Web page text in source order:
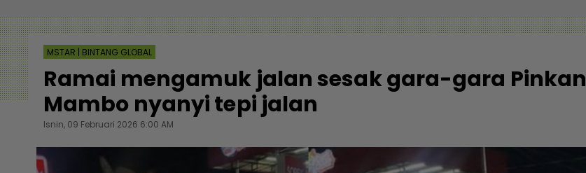
MSTAR | BINTANG GLOBAL
Ramai mengamuk jalan sesak gara-gara Pinkan
Mambo nyanyi tepi jalan
Isnin, 09 Februari 2026 6:00 AM